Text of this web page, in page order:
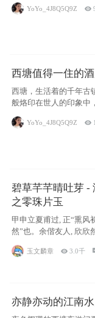
YoYo_4J8Q5Q9Z 
西塘值得一住的
西塘，生活着的千年古
般烙印在世人的印象中
小桥流水
YoYo_4J8Q5Q9Z 
碧草芊芊晴吐芽 -
之零珠片玉
甲申立夏甫过, 正“熏风初入弦”, “榴花开欲
然”也。余偕友人, 欣欣
玉文麟章  3.0千
亦静亦动的江南